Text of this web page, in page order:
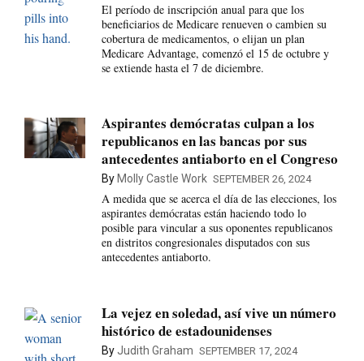
El período de inscripción anual para que los
beneficiarios de Medicare renueven o cambien su
cobertura de medicamentos, o elijan un plan
Medicare Advantage, comenzó el 15 de octubre y
se extiende hasta el 7 de diciembre.
Aspirantes demócratas culpan a los
republicanos en las bancas por sus
antecedentes antiaborto en el Congreso
By Molly Castle Work SEPTEMBER 26, 2024
A medida que se acerca el día de las elecciones, los
aspirantes demócratas están haciendo todo lo
posible para vincular a sus oponentes republicanos
en distritos congresionales disputados con sus
antecedentes antiaborto.
La vejez en soledad, así vive un número
histórico de estadounidenses
ByJudith Graham SEPTEMBER 17, 2024